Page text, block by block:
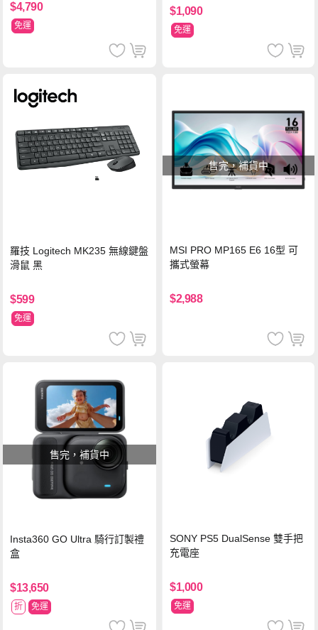
$4,790
免運
$1,090
免運
羅技 Logitech MK235 無線鍵盤
滑鼠 黑
$599
免運
售完，補貨中
MSI PRO MP165 E6 16型 可
攜式螢幕
$2,988
售完，補貨中
Insta360 GO Ultra 騎行訂製禮
盒
$13,650
折 免運
SONY PS5 DualSense 雙手把
充電座
$1,000
免運